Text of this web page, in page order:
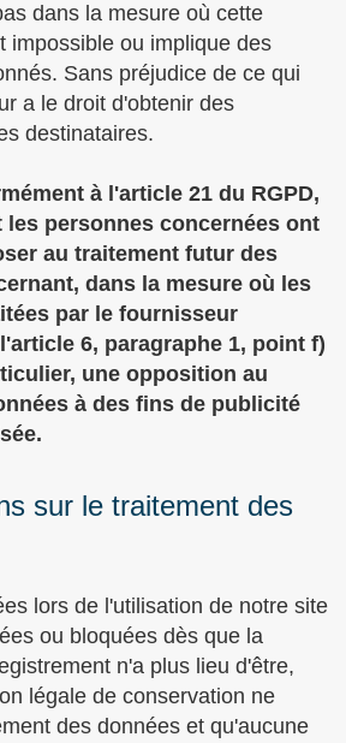
dans la mesure où cette
impossible ou implique des
Sans préjudice de ce qui
a le droit d'obtenir des
destinataires.
à l'article 21 du RGPD,
les personnes concernées ont
au traitement futur des
dans la mesure où les
par le fournisseur
6, paragraphe 1, point f)
une opposition au
à des fins de publicité
sur le traitement des
lors de l'utilisation de notre site
ou bloquées dès que la
n'a plus lieu d'être,
légale de conservation ne
des données et qu'aucune